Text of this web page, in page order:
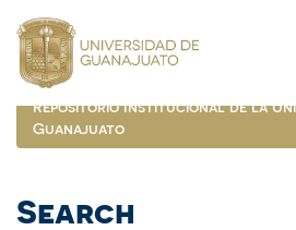
navigation
Repositorio Institucional de la
Guanajuato
Search